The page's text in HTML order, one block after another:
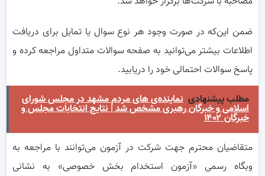
ضمن این‌که در صورت وجود هر نوع سوال یا تمایل برای دریافت
اطلاعات بیشتر می‌توانید به صفحه سوالات متداول مراجعه کرده و
پاسخ سوالات احتمالی خود را دریابید.
مطلب پیشنهادی نماینده‌ی های مردم مشهد در مجلس شورای
اسلامی و خبرگان رهبری مشخص شد | نتایج انتخابات مجلس و
خبرگان ۱۴۰۲
متقاضیان محترم جهت شرکت در آزمون می‌توانند با مراجعه به
وبگاه رسمی «آزمون استخدام بخش خصوصی» به نشانی